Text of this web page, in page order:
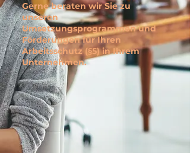
Gerne beraten wir Sie zu
unseren
Umsetzungsprogrammen und
Förderungen für Ihren
Arbeitsschutz (§5) in Ihrem
Unternehmen.